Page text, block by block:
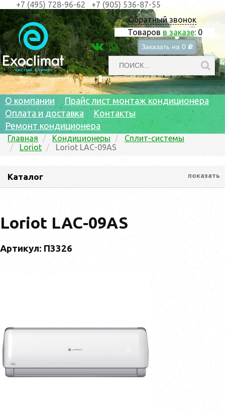
Обратный звонок
Товаров в заказе: 0
Заказать на 0 c
+7 (495) 728-96-62 +7 (905) 536-87-55
О компании
Прайс лист монтаж кондиционера
Оплата и доставка
Контакты
Ремонт кондиционера
Главная Кондиционеры
Сплит-системы
Loriot
Loriot LAC-09AS
Каталог показать
Loriot LAC-09AS
Артикул: П3326